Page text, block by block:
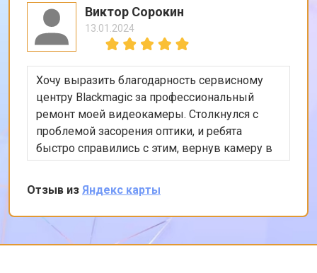
Виктор Сорокин
13.01.2024
Хочу выразить благодарность сервисному
центру Blackmagic за профессиональный
ремонт моей видеокамеры. Столкнулся с
проблемой засорения оптики, и ребята
быстро справились с этим, вернув камеру в
идеальное состояние. Особенно порадовало
качество обслуживания и использование
оригинальных запчастей. Спасибо!
Отзыв из Яндекс карты